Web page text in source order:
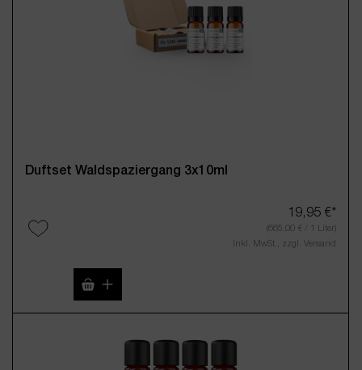
Duftset Waldspaziergang 3x10ml
19,95 €*
(665,00 € / 1 Liter)
Inkl. MwSt., zzgl. Versand
Produkt Anzahl: Gib den gewünschten